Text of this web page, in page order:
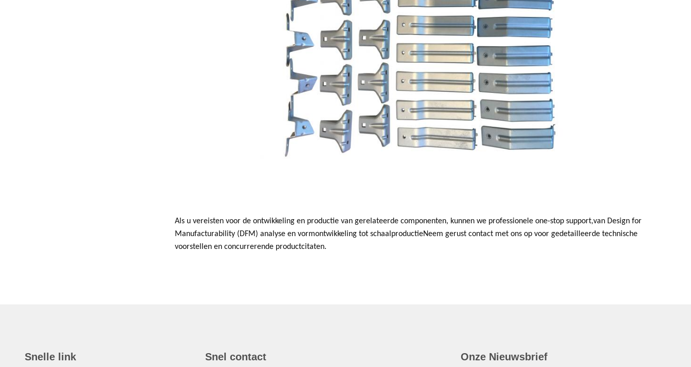
Als u vereisten voor de ontwikkeling en productie van gerelateerde componenten, kunnen we professionele one-stop support,van Design for
Manufacturability (DFM) analyse en vormontwikkeling tot schaalproductieNeem gerust contact met ons op voor gedetailleerde technische
voorstellen en concurrerende productcitaten.
Snelle link Snel contact Onze Nieuwsbrief